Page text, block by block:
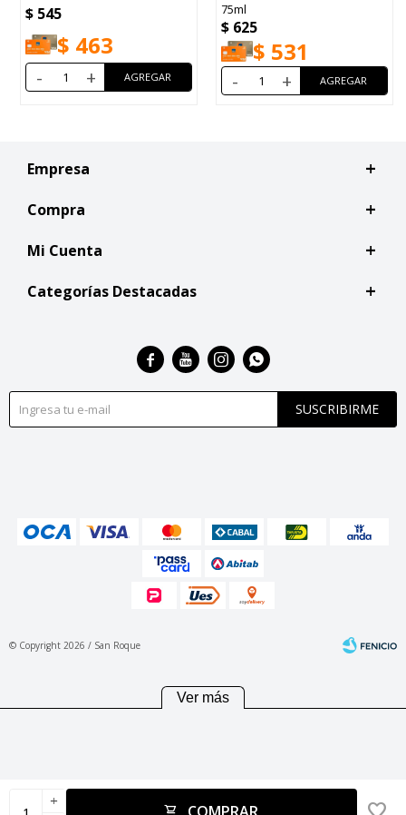
add
$ 545
$ 463
- +
75ml
$ 625
$ 531
- +
Empresa
Compra
Mi Cuenta
Categorías Destacadas
SUSCRIBIRME
   
© Copyright 2026 / San Roque
Ver más